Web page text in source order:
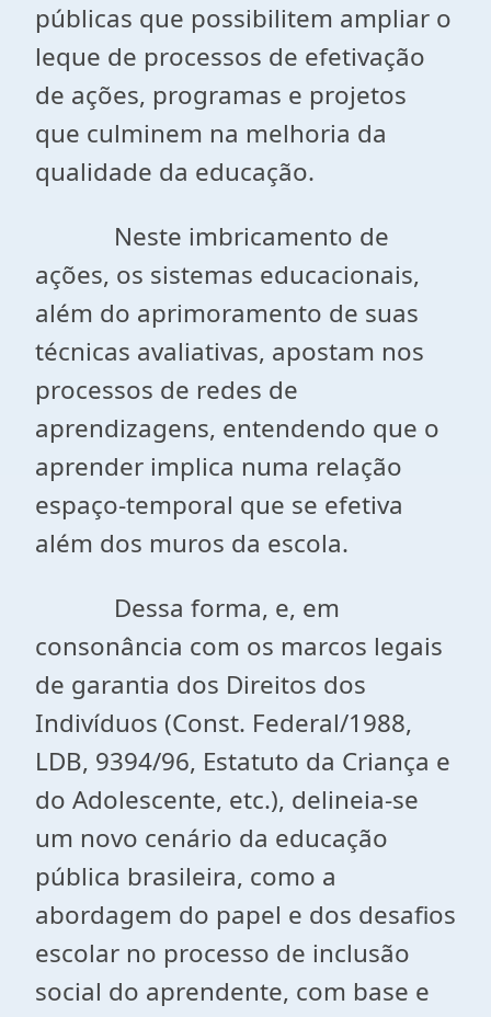
públicas que possibilitem ampliar o
leque de processos de efetivação
de ações, programas e projetos
que culminem na melhoria da
qualidade da educação.
Neste imbricamento de
ações, os sistemas educacionais,
além do aprimoramento de suas
técnicas avaliativas, apostam nos
processos de redes de
aprendizagens, entendendo que o
aprender implica numa relação
espaço-temporal que se efetiva
além dos muros da escola.
Dessa forma, e, em
consonância com os marcos legais
de garantia dos Direitos dos
Indivíduos (Const. Federal/1988,
LDB, 9394/96, Estatuto da Criança e
do Adolescente, etc.), delineia-se
um novo cenário da educação
pública brasileira, como a
abordagem do papel e dos desafios
escolar no processo de inclusão
social do aprendente, com base e